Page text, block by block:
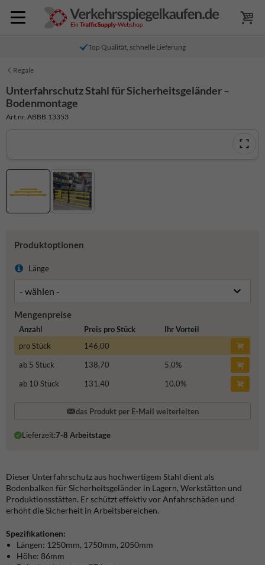
Top Qualität, schnelle Lieferung
Regale
Unterfahrschutz Stahl für Sicherheitsgeländer –
Bodenmontage
Art.nr. ABBB.13353
Produktoptionen
Länge
Mengenpreise
Anzahl Preis pro Stück
Ihr Vorteil
pro Stück
146,00
ab 5 Stück
138,70 5,0%
ab 10 Stück
131,40 10,0%
das Produkt per E-Mail weiterleiten
Lieferzeit:7-8 Arbeitstage
Dieser Unterfahrschutz aus hochwertigem Stahl dient als
Bodenbalken für Sicherheitsgeländer in Lagern, Werkstätten und
Produktionsstätten. Er schützt effektiv vor Anfahrschäden und
erhöht die Sicherheit in Arbeitsbereichen.
Spezifikationen:
Längen: 1250mm, 1750mm, 2050mm
Höhe: 86mm